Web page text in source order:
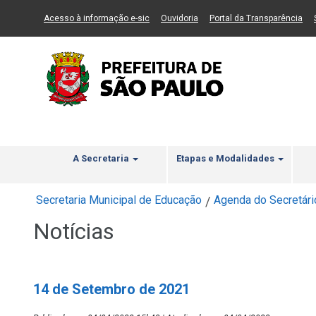
Ir ao Conteúdo Ir para menu principal 2 Ir para busca
Acesso à informação e-sic(Link para um novo sítio)
Ouvidoria (Link para um novo sítio)
Portal da Transparência
A Secretaria Etapas e Modalidades
Secretaria Municipal de Educação / Agenda do
Notícias
14 de Setembro de 2021